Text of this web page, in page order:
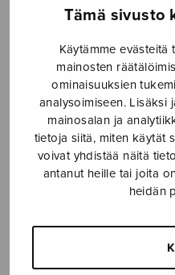
Tämä sivusto
Käytämme evästeitä
mainosten
ominaisuuksien
analysoimiseen. Lisäksi
mainosalan ja
tietoja siitä, miten käytät
voivat yhdistää näitä
antanut heille tai joita
heidän
HAMINA 2002
Etusivu › Laulujuhlat ›
Jyväskylä 2022